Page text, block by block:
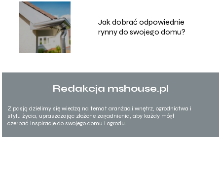
Jak dobrać odpowiednie
rynny do swojego domu?
Redakcja mshouse.pl
Z pasją dzielimy się wiedzą na temat aranżacji wnętrz, ogrodnictwa i
stylu życia, upraszczając złożone zagadnienia, aby każdy mógł
czerpać inspiracje do swojego domu i ogrodu.